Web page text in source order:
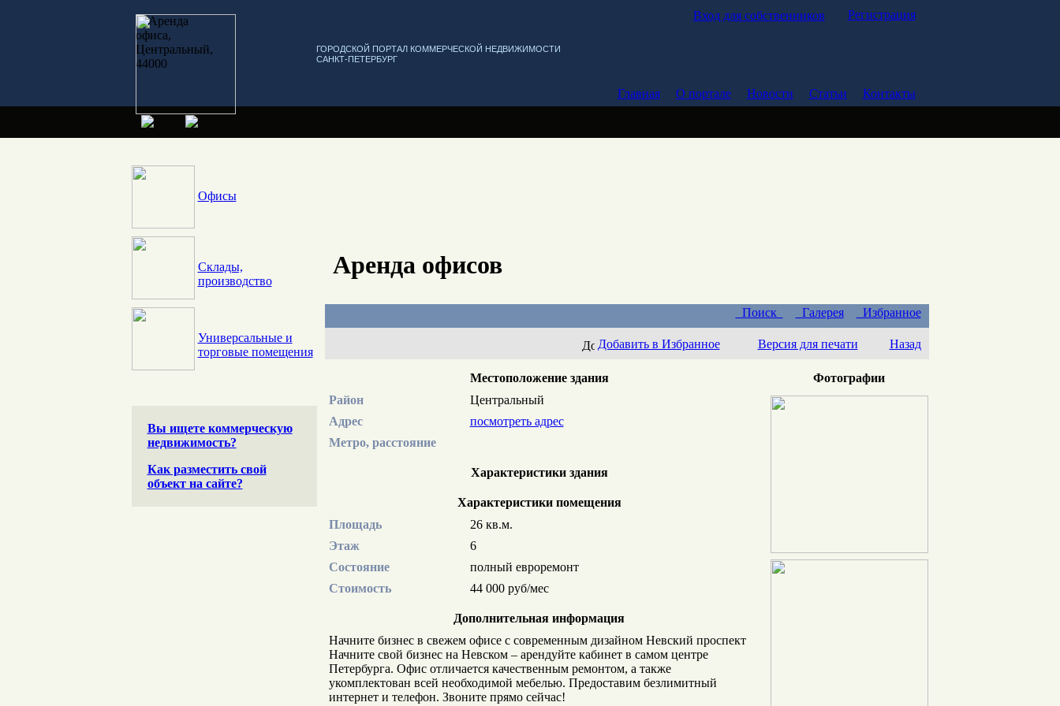
Вход для собственников Регистрация
ГОРОДСКОЙ ПОРТАЛ КОММЕРЧЕСКОЙ НЕДВИЖИМОСТИ
САНКТ-ПЕТЕРБУРГ
Главная О портале Новости Статьи Контакты
Офисы
Склады,
производство
Универсальные и
торговые помещения
Вы ищете коммерческую
недвижимость?
Как разместить свой
объект на сайте?
Аренда офисов
Поиск Галерея Избранное
Добавить в Избранное Версия для печати Назад
Местоположение здания
Район
Центральный
Адрес
посмотреть адрес
Метро, расстояние
Характеристики здания
Характеристики помещения
Площадь
26 кв.м.
Этаж
6
Состояние
полный евроремонт
Стоимость
44 000 руб/мес
Дополнительная информация
Начните бизнес в свежем офисе с современным дизайном Невский проспект
Начните свой бизнес на Невском – арендуйте кабинет в самом центре
Петербурга. Офис отличается качественным ремонтом, а также
укомплектован всей необходимой мебелью. Предоставим безлимитный
интернет и телефон. Звоните прямо сейчас!
Фотографии